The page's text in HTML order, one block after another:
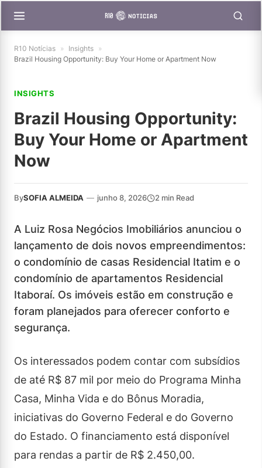
R10 Notícias » Insights »
Brazil Housing Opportunity: Buy Your Home or Apartment Now
INSIGHTS
Brazil Housing Opportunity:
Buy Your Home or Apartment
Now
BySOFIA ALMEIDA — junho 8, 2026 2 min Read
A Luiz Rosa Negócios Imobiliários anunciou o
lançamento de dois novos empreendimentos:
o condomínio de casas Residencial Itatim e o
condomínio de apartamentos Residencial
Itaboraí. Os imóveis estão em construção e
foram planejados para oferecer conforto e
segurança.
Os interessados podem contar com subsídios
de até R$ 87 mil por meio do Programa Minha
Casa, Minha Vida e do Bônus Moradia,
iniciativas do Governo Federal e do Governo
do Estado. O financiamento está disponível
para rendas a partir de R$ 2.450,00.